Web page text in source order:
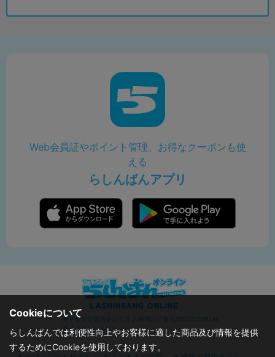
Web会員証やポイント管理、お得なクーポンも使
える
らしんばんアプリ
東京都公安委員会許可済 古物商許可番号305500206246
株式会社らしんばん
Cookieについて
らしんばんでは利便性向上やお客様に適した商品及び情報を提供
するためにCookieを使用しております。